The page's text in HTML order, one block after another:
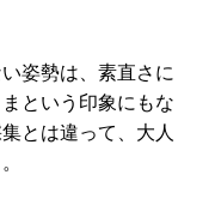
姿勢は、素直さに
という印象にもな
とは違って、大人